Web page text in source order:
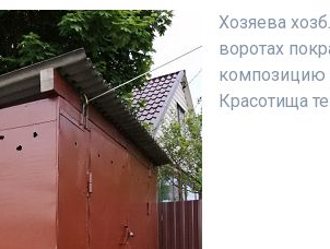
Хозяева
воротах
композицию
Красотища